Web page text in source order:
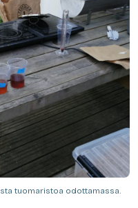
tuomaristoa odottamassa.